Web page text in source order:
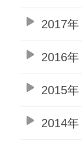
2017年
2016年
2015年
2014年